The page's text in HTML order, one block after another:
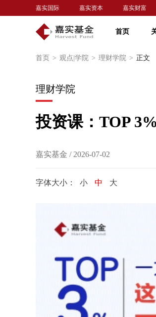
嘉实国际 嘉实资本 嘉实财富
首页
首页 > 观点|学院 > 理财学院 > 正文
理财学院
投资课：TOP
嘉实基金 / 2026-07-02
字体大小： 小 中 大